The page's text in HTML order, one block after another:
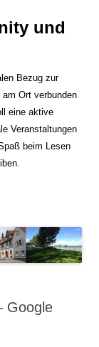
und
Bezug zur
Ort verbunden
eine aktive
Veranstaltungen
beim Lesen
Google